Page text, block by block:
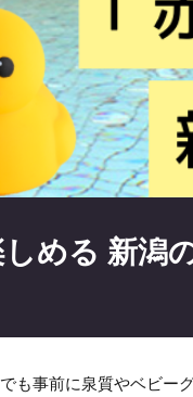
める 新潟
も事前に泉質やベビ